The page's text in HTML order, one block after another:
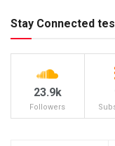
Stay Connected
23.9k
Followers